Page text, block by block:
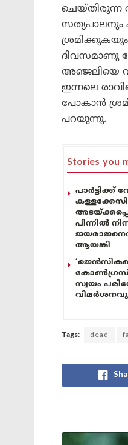
ചെയ്തിരുന്ന
സത്യപാലനും
ദിവസമാണു
അഞ്ജലിയെ
ഇന്നലെ
പോകാൻ
പറയുന്നു.
Stories you
പാർട്ടിക്ക്
പിന്നിൽ
ആയങ്കി
സ്വയം
Tags: dead